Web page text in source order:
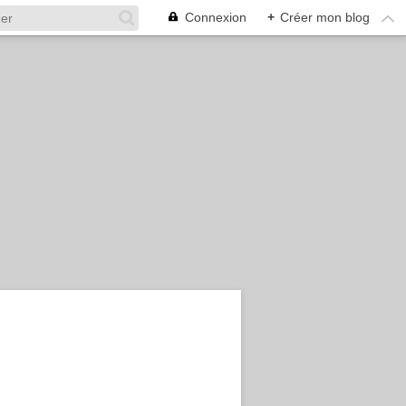
Connexion + Créer mon blog